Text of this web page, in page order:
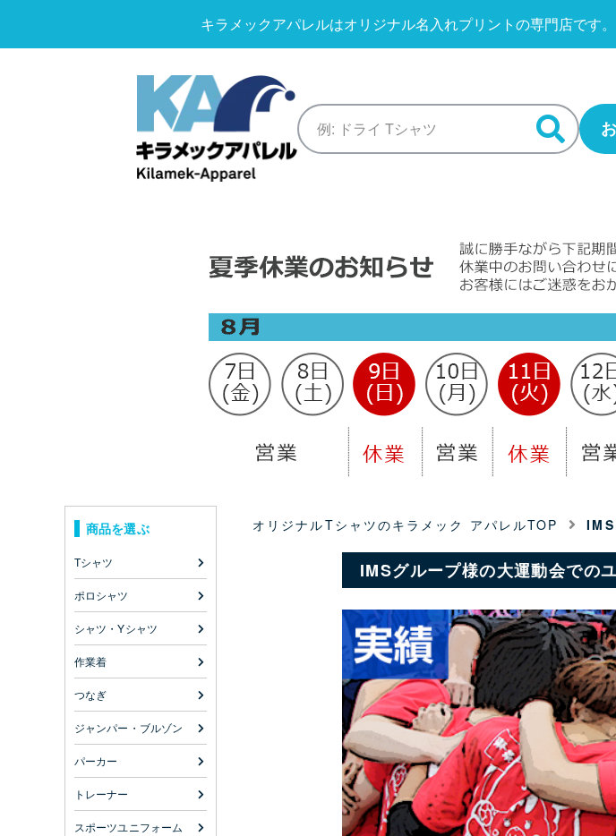
キラメックアパレルはオリジナル名入れプリントの専門店です。
商品を選ぶ
Tシャツ
ポロシャツ
シャツ・Yシャツ
作業着
つなぎ
ジャンパー・ブルゾン
パーカー
トレーナー
スポーツユニフォーム
オリジナルTシャツのキラメック アパレルTOP IMS
IMSグループ様の大運動会での